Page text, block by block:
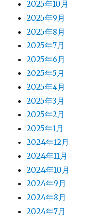
2025年10月
2025年9月
2025年8月
2025年7月
2025年6月
2025年5月
2025年4月
2025年3月
2025年2月
2025年1月
2024年12月
2024年11月
2024年10月
2024年9月
2024年8月
2024年7月